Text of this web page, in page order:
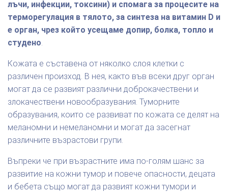
лъчи, инфекции, токсини) и спомага за процесите на
терморегулация в тялото, за синтеза на витамин D и
е орган, чрез който усещаме допир, болка, топло и
студено.
Кожата е съставена от няколко слоя клетки с
различен произход. В нея, както във всеки друг орган
могат да се развият различни доброкачествени и
злокачествени новообразувания. Туморните
образувания, които се развиват по кожата се делят на
меланомни и немеланомни и могат да засегнат
различните възрастови групи.
Въпреки че при възрастните има по-голям шанс за
развитие на кожни тумор и повече опасности, децата
и бебета също могат да развият кожни тумори и